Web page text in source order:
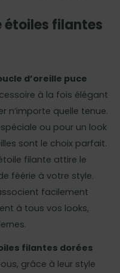
étoiles filantes
d’oreille puce
à la fois élégant
n’importe quelle tenue.
ou pour un look
sont le choix parfait.
filante attire le
féérie à votre style.
facilement
à tous vos looks,
filantes dorées
grâce à leur style